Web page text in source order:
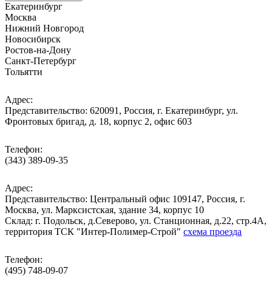
Екатеринбург
Москва
Нижний Новгород
Новосибирск
Ростов-на-Дону
Санкт-Петербург
Тольятти
Адрес:
Представительство: 620091, Россия, г. Екатеринбург, ул.
Фронтовых бригад, д. 18, корпус 2, офис 603
Телефон:
(343) 389-09-35
Адрес:
Представительство: Центральный офис 109147, Россия, г.
Москва, ул. Марксистская, здание 34, корпус 10
Cклад: г. Подольск, д.Северово, ул. Станционная, д.22, стр.4А,
территория ТСК "Интер-Полимер-Строй" схема проезда
Телефон:
(495) 748-09-07